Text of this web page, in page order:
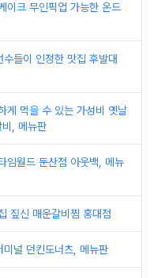
이크 무인픽업 가능한 온드
들이 인정한 맛집 후발대
게 먹을 수 있는 가성비 옛날
비, 메뉴판
임월드 둔산점 아웃백, 메뉴
짚신 매운갈비찜 홍대점
널 던킨도너츠, 메뉴판